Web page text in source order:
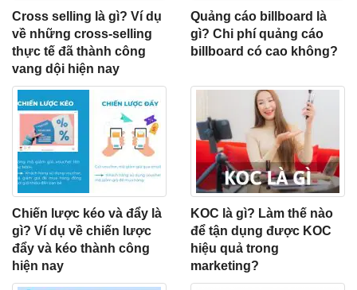
Cross selling là gì? Ví dụ
về những cross-selling
thực tế đã thành công
vang dội hiện nay
Quảng cáo billboard là
gì? Chi phí quảng cáo
billboard có cao không?
Chiến lược kéo và đẩy là
gì? Ví dụ về chiến lược
đẩy và kéo thành công
hiện nay
KOC là gì? Làm thế nào
để tận dụng được KOC
hiệu quả trong
marketing?